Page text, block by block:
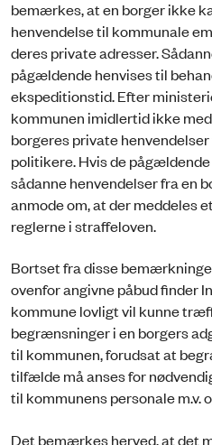
bemærkes, at en borger ikke
henvendelse til kommunale
deres private adresser.
pågældende henvises til
ekspeditionstid. Efter
kommunen imidlertid ikke
borgeres private
politikere. Hvis de
sådanne henvendelser fra en
anmode om, at der meddeles
reglerne i straffeloven.
Bortset fra disse
ovenfor angivne påbud finder
kommune lovligt vil kunne
begrænsninger i en borgers
til kommunen, forudsat at
tilfælde må anses for
til kommunens personale m.v.
Det bemærkes herved, at det